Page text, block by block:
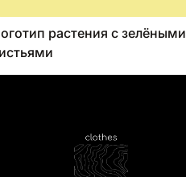
растения с зелёными